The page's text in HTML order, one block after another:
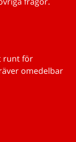
runt för
omedelbar